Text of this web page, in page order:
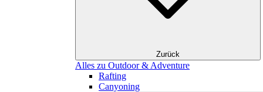
Zurück
Alles zu Outdoor & Adventure
Rafting
Canyoning